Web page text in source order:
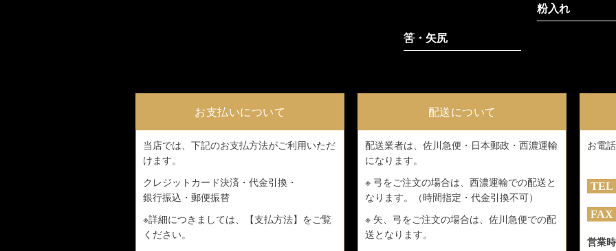
筈・矢尻
粉入れ
お支払いについて
当店では、下記のお支払方法がご利用いただ
けます。
クレジットカード決済・代金引換・
銀行振込・郵便振替
※詳細につきましては、
【支払方法】 をご覧
ください。
配送について
配送業者は、佐川急便・日本郵政・西濃運輸
になります。
※ 弓をご注文の場合は、西濃運輸での配送と
なります。（時間指定・代金引換不可）
※ 矢、弓をご注文の場合は、佐川急便での配
送となります。
お電
営業